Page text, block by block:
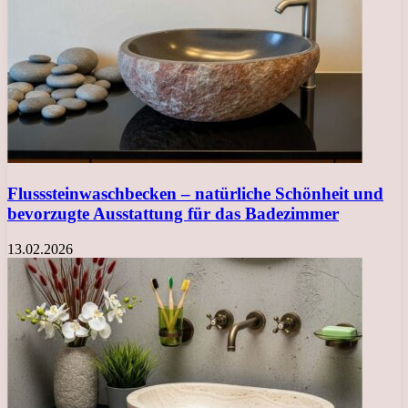
Flusssteinwaschbecken – natürliche Schönheit und
bevorzugte Ausstattung für das Badezimmer
13.02.2026